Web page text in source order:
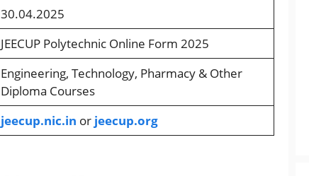
30.04.2025
JEECUP Polytechnic Online Form 2025
Engineering, Technology, Pharmacy & Other
Diploma Courses
jeecup.nic.in orjeecup.org